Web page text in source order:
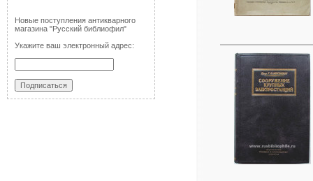
Новые поступления антикварного
магазина "Русский библиофил"
Укажите ваш электронный адрес: